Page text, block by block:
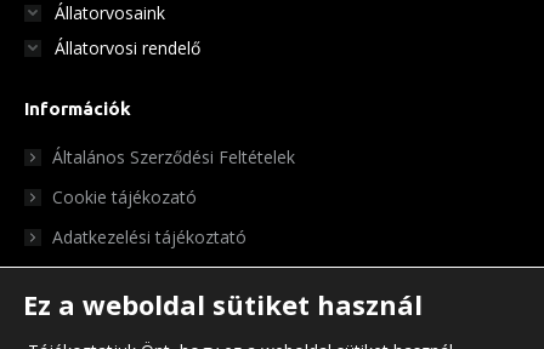
Állatorvosaink
Állatorvosi rendelő
Információk
Általános Szerződési Feltételek
Cookie tájékozató
Adatkezelési tájékoztató
Ez a weboldal sütiket használ